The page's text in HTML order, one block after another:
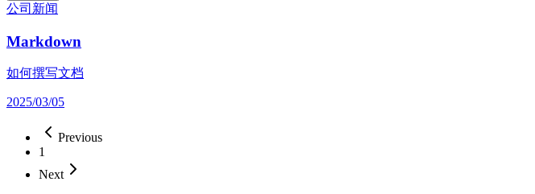
公司 新闻
Markdown
如何撰写文档
2025/03/05
Previous
1
Next